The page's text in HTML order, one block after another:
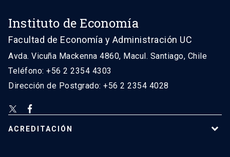
Instituto de Economía
Facultad de Economía y Administración UC
Avda. Vicuña Mackenna 4860, Macul. Santiago, Chile
Teléfono: +56 2 2354 4303
Dirección de Postgrado: +56 2 2354 4028
ACREDITACIÓN